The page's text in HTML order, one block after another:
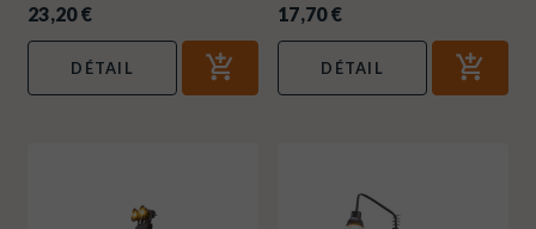
23,20 €
DÉTAIL
17,70 €
DÉTAIL